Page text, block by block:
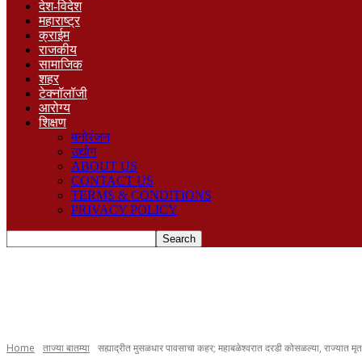
देश-विदेश
महाराष्ट्र
क्राईम
राजकीय
सामाजिक
शहर
टेक्नॉलॉजी
आरोग्य
शिक्षण
मनोरंजन
उद्योग
ABOUT US
CONTACT US
TERMS & CONDITIONS
PRIVACY POLICY
Home ताज्या बातम्या सह्याद्रीत मुसळधार पावसाचा कहर; महाबळेश्वरात दरडी कोसळल्या, राज्यात